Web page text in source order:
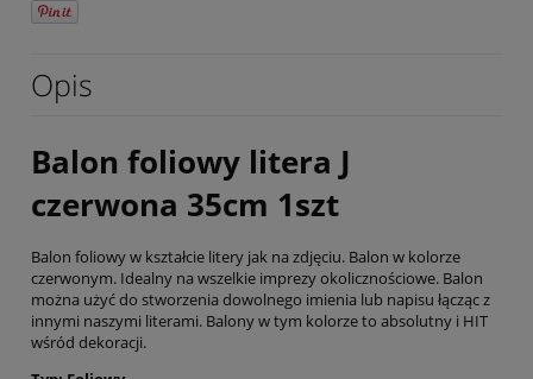
Opis
Balon foliowy litera J
czerwona 35cm 1szt
Balon foliowy w kształcie litery jak na zdjęciu. Balon w kolorze
czerwonym. Idealny na wszelkie imprezy okolicznościowe. Balon
można użyć do stworzenia dowolnego imienia lub napisu łącząc z
innymi naszymi literami. Balony w tym kolorze to absolutny i HIT
wśród dekoracji.